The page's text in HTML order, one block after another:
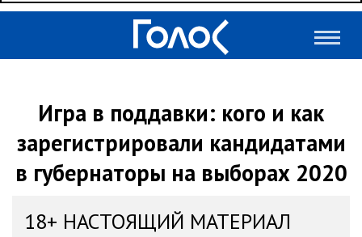
Игра в поддавки: кого и как
зарегистрировали кандидатами
в губернаторы на выборах 2020
18+ НАСТОЯЩИЙ МАТЕРИАЛ